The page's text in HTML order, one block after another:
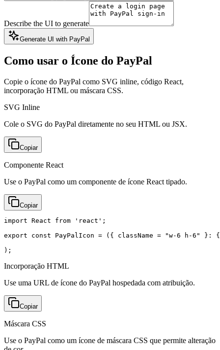
Describe the UI to generate
Generate UI with PayPal
Como usar o Ícone do PayPal
Copie o ícone do PayPal como SVG inline, código React,
incorporação HTML ou máscara CSS.
SVG Inline
Cole o SVG do PayPal diretamente no seu HTML ou JSX.
Copiar
Componente React
Use o PayPal como um componente de ícone React tipado.
Copiar
import React from 'react';
export const PayPalIcon = ({ className = "w-6 h-6" }:
);
Incorporação HTML
Use uma URL de ícone do PayPal hospedada com atribuição.
Copiar
Máscara CSS
Use o PayPal como um ícone de máscara CSS que permite alteração